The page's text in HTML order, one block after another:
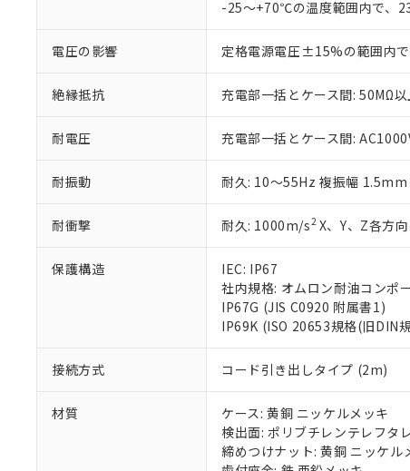
-25～+70℃の温度範囲内で、
電圧の影響 定格電源電圧±15%の範囲内
絶縁抵抗 充電部一括とケース間: 50MΩ
耐電圧 充電部一括とケース間:
耐振動 耐久: 10～55Hz 複振幅 1.5mm
耐衝撃 耐久: 1000m/s2X、Y、Z各方
保護構造
IEC: IP67
社内規格: オムロン耐油コンポ
IP67G (JIS C0920 附属書1)
IP69K (ISO 20653規格(旧DIN
接続方式 コード引き出しタイプ (2m)
材質
ケース: 黄銅 ニッケルメッキ
検出面: ポリブチレンテレフタ
締めつけナット: 黄銅 ニッケル
お客様が当ウ
が、当社の製
さい。
いる法人を指
※3 非含有証明
下記の非含有証明
EU RoHS指令（10
51物質の非含有証
また、RoHS指令
混在することから
既に当社にて対応
り割愛しておりま
「－」：未確認で